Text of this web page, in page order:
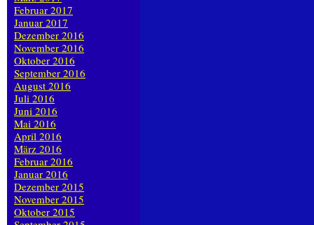
Februar 2017
Januar 2017
Dezember 2016
November 2016
Oktober 2016
September 2016
August 2016
Juli 2016
Juni 2016
Mai 2016
April 2016
März 2016
Februar 2016
Januar 2016
Dezember 2015
November 2015
Oktober 2015